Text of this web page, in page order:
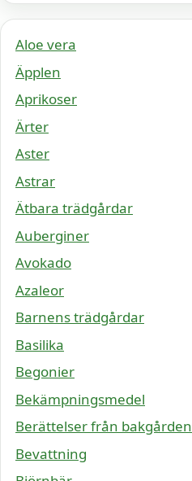
Aloe vera
Äpplen
Aprikoser
Ärter
Aster
Astrar
Ätbara trädgårdar
Auberginer
Avokado
Azaleor
Barnens trädgårdar
Basilika
Begonier
Bekämpningsmedel
Berättelser från bakgården
Bevattning